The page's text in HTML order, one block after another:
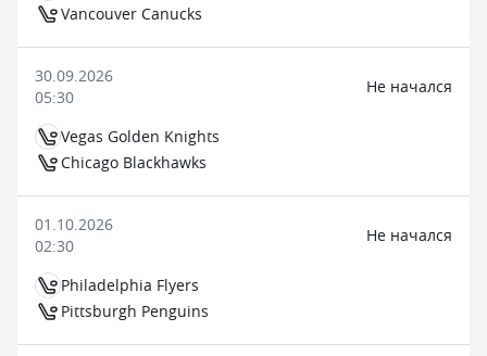
Vancouver Canucks
30.09.2026
05:30
Vegas Golden Knights
Chicago Blackhawks
Не начался
01.10.2026
02:30
Philadelphia Flyers
Pittsburgh Penguins
Не начался